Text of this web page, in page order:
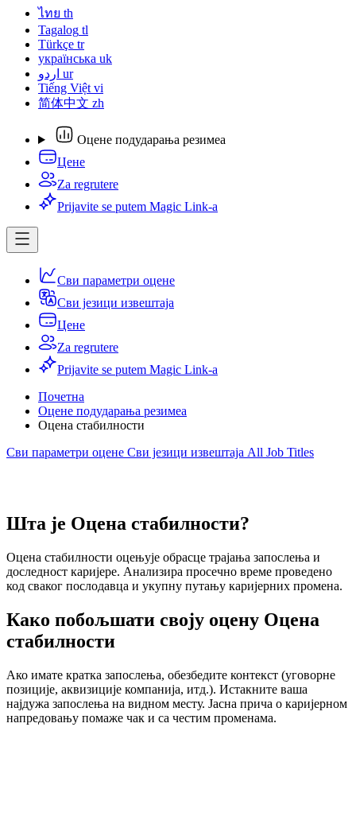
ไทย th
Tagalog tl
Türkçe tr
українська uk
اردو ur
Tiếng Việt vi
简体中文 zh
Оцене подударања резимеа
Цене
Za regrutere
Prijavite se putem Magic Link-a
Сви параметри оцене
Сви језици извештаја
Цене
Za regrutere
Prijavite se putem Magic Link-a
Почетна
Оцене подударања резимеа
Оцена стабилности
Сви параметри оцене Сви језици извештаја All Job Titles
Шта је Оцена стабилности?
Оцена стабилности оцењује обрасце трајања запослења и
доследност каријере. Анализира просечно време проведено
код сваког послодавца и укупну путању каријерних промена.
Како побољшати своју оцену Оцена
стабилности
Ако имате кратка запослења, обезбедите контекст (уговорне
позиције, аквизиције компанија, итд.). Истакните ваша
најдужа запослења на видном месту. Јасна прича о каријерном
напредовању помаже чак и са честим променама.